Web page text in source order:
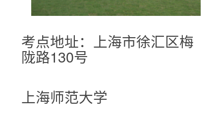
考点地址：上海市徐汇区梅
陇路130号
上海师范大学